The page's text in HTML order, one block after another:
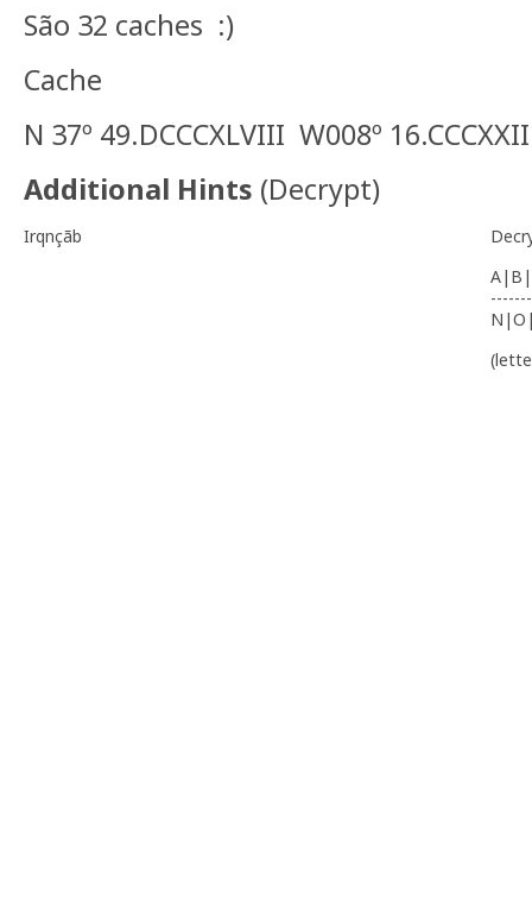
São 32 caches :)
Cache
N 37º 49.DCCCXLVIII W008º 16.CCCXXII
Additional Hints (Decrypt)
Irqnçãb